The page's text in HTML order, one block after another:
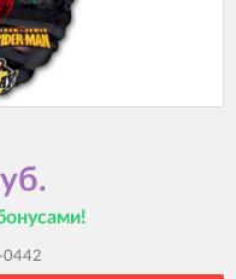
0442